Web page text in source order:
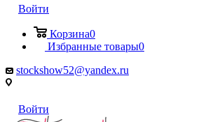
Войти
Корзина0
Избранные товары0
stockshow52@yandex.ru
Войти